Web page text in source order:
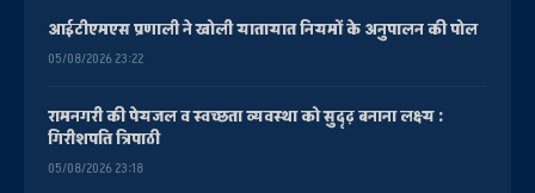
आईटीएमएस प्रणाली ने खोली यातायात नियमों के अनुपालन की पोल
05/08/2026 23:22
रामनगरी की पेयजल व स्वच्छता व्यवस्था को सुदृढ़ बनाना लक्ष्य :
गिरीशपति त्रिपाठी
05/08/2026 23:18